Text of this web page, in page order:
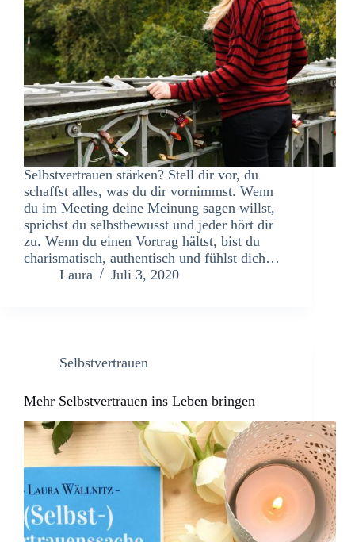
Selbstvertrauen stärken? Stell dir vor, du
schaffst alles, was du dir vornimmst. Wenn
du im Meeting deine Meinung sagen willst,
sprichst du selbstbewusst und jeder hört dir
zu. Wenn du einen Vortrag hältst, bist du
charismatisch, authentisch und fühlst dich…
Laura
Juli 3, 2020
Selbstvertrauen
Mehr Selbstvertrauen ins Leben bringen